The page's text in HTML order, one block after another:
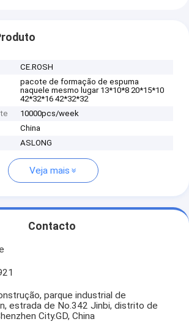
CE.ROSH
pacote de formação de espuma
naquele mesmo lugar 13*10*8 20*15*10
42*32*16 42*32*32
10000pcs/week
China
ASLONG
Veja mais
Contacto
parque industrial de
estrada de No.342 Jinbi, distrito de
City.GD, China